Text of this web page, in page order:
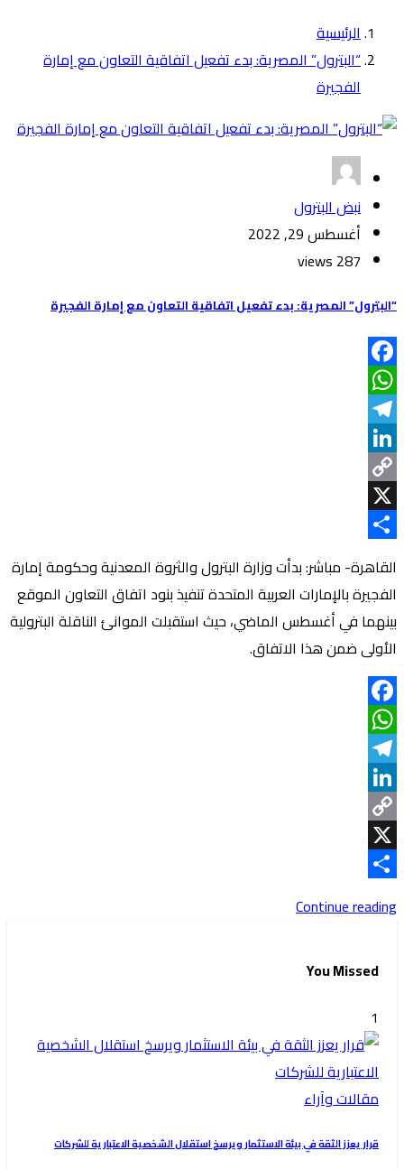
الرئيسية
“البترول” المصرية: بدء تفعيل اتفاقية التعاون مع إمارة
الفجيرة
نبض البترول
أغسطس 29, 2022
287 views
“البترول” المصرية: بدء تفعيل اتفاقية التعاون مع إمارة الفجيرة
Facebook
WhatsApp
Telegram
LinkedIn
Copy
LinkX
القاهرة- مباشر: بدأت وزارة البترول والثروة المعدنية وحكومة إمارة
الفجيرة بالإمارات العربية المتحدة تنفيذ بنود اتفاق التعاون الموقع
بينهما في أغسطس الماضي، حيث استقبلت الموانئ الناقلة البترولية
الأولى ضمن هذا الاتفاق.
Facebook
WhatsApp
Telegram
LinkedIn
Copy
LinkX
Continue reading
You Missed
1
مقالات وآراء
قرار يعزز الثقة في بيئة الاستثمار ويرسخ استقلال الشخصية الاعتبارية للشركات